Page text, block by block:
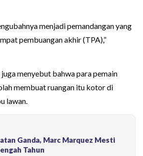
menjadi pemandangan yang
pembuangan akhir (TPA),”
menyebut bahwa para pemain
membuat ruangan itu kotor di
lawan.
Ganda, Marc Marquez Mesti
Tahun